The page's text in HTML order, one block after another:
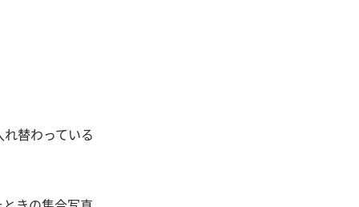
替わっている